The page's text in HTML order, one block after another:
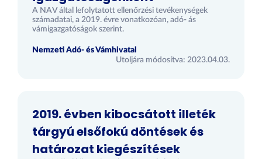
A NAV által lefolytatott ellenőrzési tevékenységek
számadatai, a 2019. évre vonatkozóan, adó- ás
vámigazgatóságok szerint.
Nemzeti Adó- és Vámhivatal
Utoljára módosítva: 2023.04.03.
2019. évben kibocsátott illeték
tárgyú elsőfokú döntések és
határozat kiegészítések